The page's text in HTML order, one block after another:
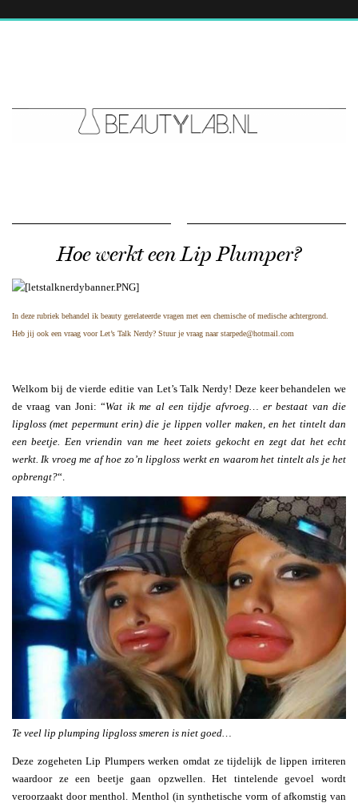
Hoe werkt een Lip Plumper?
In deze rubriek behandel ik beauty gerelateerde vragen met een chemische of medische achtergrond.
Heb jij ook een vraag voor Let’s Talk Nerdy? Stuur je vraag naarstarpede@hotmail.com
Welkom bij de vierde editie van Let’s Talk Nerdy! Deze keer behandelen we
de vraag van Joni: “Wat ik me al een tijdje afvroeg… er bestaat van die
lipgloss (met pepermunt erin) die je lippen voller maken, en het tintelt dan
een beetje. Een vriendin van me heet zoiets gekocht en zegt dat het echt
werkt. Ik vroeg me af hoe zo’n lipgloss werkt en waarom het tintelt als je het
opbrengt?“.
Te veel lip plumping lipgloss smeren is niet goed…
Deze zogeheten Lip Plumpers werken omdat ze tijdelijk de lippen irriteren
waardoor ze een beetje gaan opzwellen. Het tintelende gevoel wordt
veroorzaakt door menthol. Menthol (in synthetische vorm of afkomstig van